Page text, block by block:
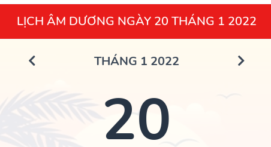
LỊCH ÂM DƯƠNG NGÀY 20 THÁNG 1 2022
THÁNG 1 2022
20